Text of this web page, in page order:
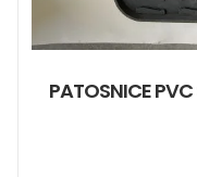
PATOSNICE